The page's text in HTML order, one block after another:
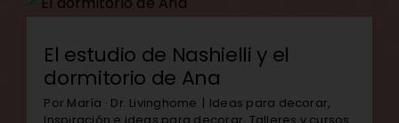
El estudio de Nashielli y el
dormitorio de Ana
Por María · Dr. Livinghome | Ideas para decorar,
Inspiración e ideas para decorar, Talleres y cursos